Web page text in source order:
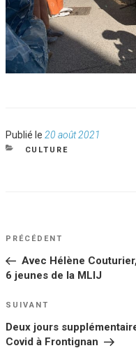
Publié le Publié
le
20 août 2021
CATÉGORIES
CULTURE
NAVIGATION
DE
L’ARTICLE
Article
PRÉCÉDENT
Avec Hélène
6 jeunes de la MLIJ
Article
SUIVANT
Deux jours
Covid à Frontignan